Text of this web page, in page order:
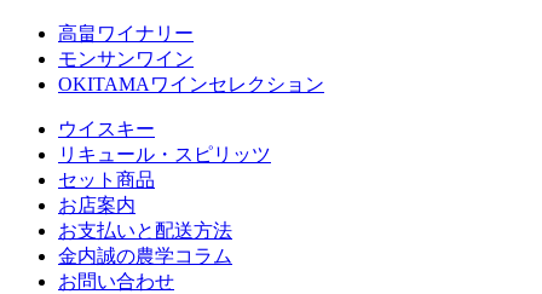
高畠ワイナリー
モンサンワイン
OKITAMAワインセレクション
ウイスキー
リキュール・スピリッツ
セット商品
お店案内
お支払いと配送方法
金内誠の農学コラム
お問い合わせ